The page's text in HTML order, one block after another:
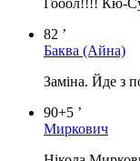
82 ’
Баква (Айна)
Заміна. Йде з
90+5 ’
Миркович